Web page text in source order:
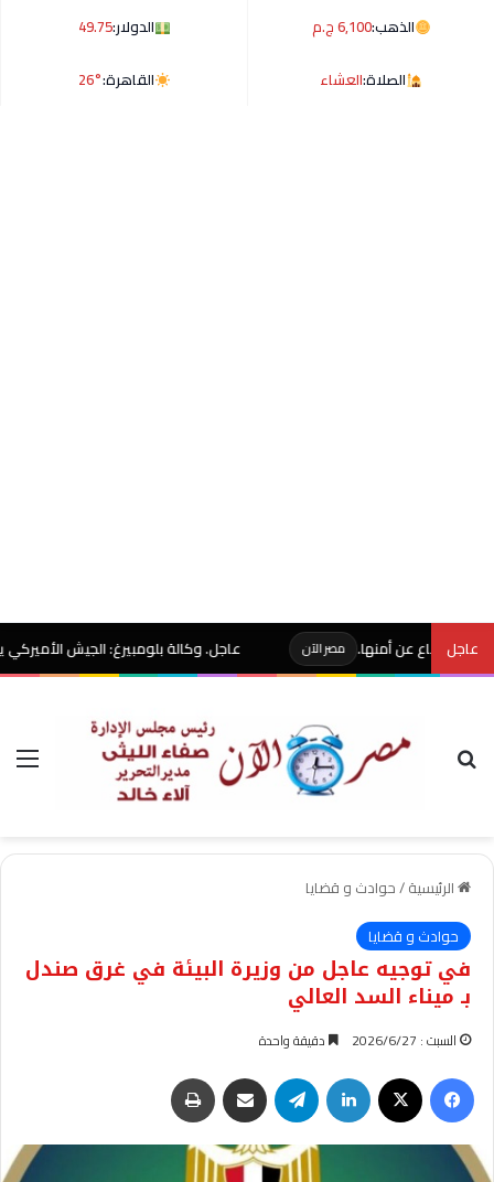
الذهب:6,100 ج.م الدولار:49.75
الصلاة:العشاء القاهرة:26°
عاجل
عن أمنها. مصر الآن عاجل. وكالة بلومبيرغ: الجيش الأميركي يخصص 400 مليون دولار لتطوير سلاح يسقط المسيّرات بالليزر
بحث عن
الرئيسية/حوادث و قضايا
حوادث و قضايا
في توجيه عاجل من وزيرة البيئة في غرق صندل
بـ ميناء السد العالي
السبت : 2026/6/27 دقيقة واحدة
فيسبوك لينكدإن تيلقرام مشاركة عبر البريد